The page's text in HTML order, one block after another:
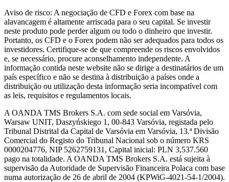
Aviso de risco: A negociação de CFD e Forex com base na
alavancagem é altamente arriscada para o seu capital. Se investir
neste produto pode perder algum ou todo o dinheiro que investir.
Portanto, os CFD e o Forex podem não ser adequados para todos os
investidores. Certifique-se de que compreende os riscos envolvidos
e, se necessário, procure aconselhamento independente. A
informação contida neste website não se dirige a destinatários de um
país específico e não se destina à distribuição a países onde a
distribuição ou utilização desta informação seria incompatível com
as leis, requisitos e regulamentos locais.
A OANDA TMS Brokers S.A. com sede social em Varsóvia,
Warsaw UNIT, Daszyńskiego 1, 00-843 Varsóvia, registada pelo
Tribunal Distrital da Capital de Varsóvia em Varsóvia, 13.ª Divisão
Comercial do Registo do Tribunal Nacional sob o número KRS
0000204776, NIP 5262759131, Capital inicial: PLN 3,537.560
pago na totalidade. A OANDA TMS Brokers S.A. está sujeita à
supervisão da Autoridade de Supervisão Financeira Polaca com base
numa autorização de 26 de abril de 2004 (KPWiG-4021-54-1/2004).